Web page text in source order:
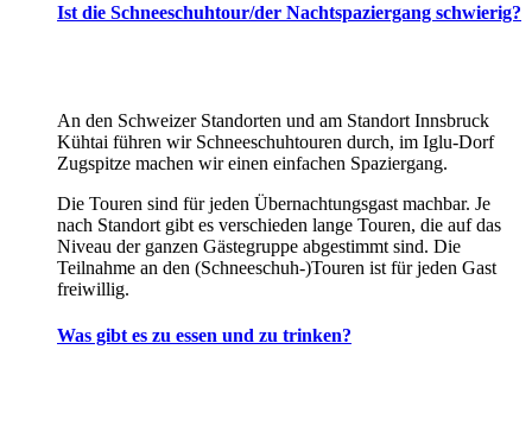
Ist die Schneeschuhtour/der Nachtspaziergang schwierig?
An den Schweizer Standorten und am Standort Innsbruck
Kühtai führen wir Schneeschuhtouren durch, im Iglu-Dorf
Zugspitze machen wir einen einfachen Spaziergang.
Die Touren sind für jeden Übernachtungsgast machbar. Je
nach Standort gibt es verschieden lange Touren, die auf das
Niveau der ganzen Gästegruppe abgestimmt sind. Die
Teilnahme an den (Schneeschuh-)Touren ist für jeden Gast
freiwillig.
Was gibt es zu essen und zu trinken?